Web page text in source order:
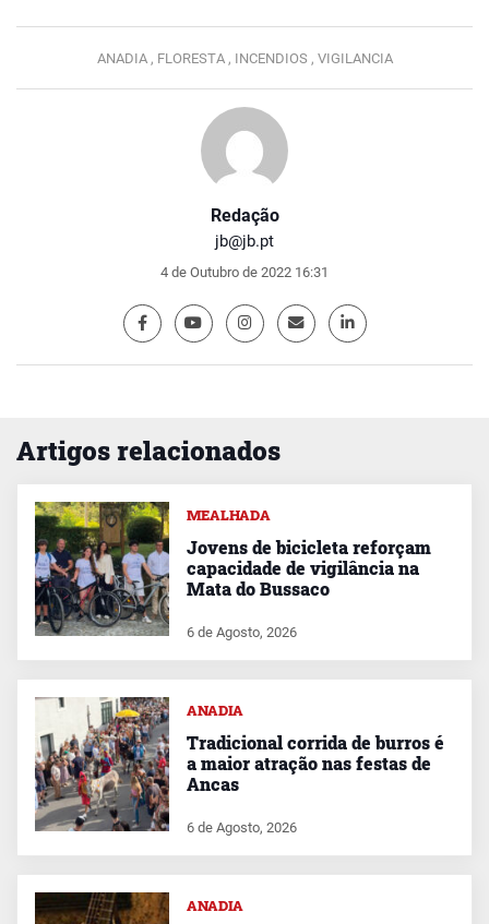
Redação
jb@jb.pt
4 de Outubro de 2022 16:31
ANADIA , FLORESTA , INCENDIOS , VIGILANCIA
Artigos relacionados
MEALHADA
Jovens de bicicleta reforçam
capacidade de vigilância na
Mata do Bussaco
6 de Agosto, 2026
ANADIA
Tradicional corrida de burros é
a maior atração nas festas de
Ancas
6 de Agosto, 2026
ANADIA